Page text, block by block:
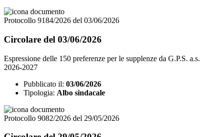
Protocollo 9184/2026 del 03/06/2026
Circolare del 03/06/2026
Espressione delle 150 preferenze per le supplenze da G.P.S. a.s.
2026-2027
Pubblicato il: 03/06/2026
Tipologia: Albo sindacale
Protocollo 9082/2026 del 29/05/2026